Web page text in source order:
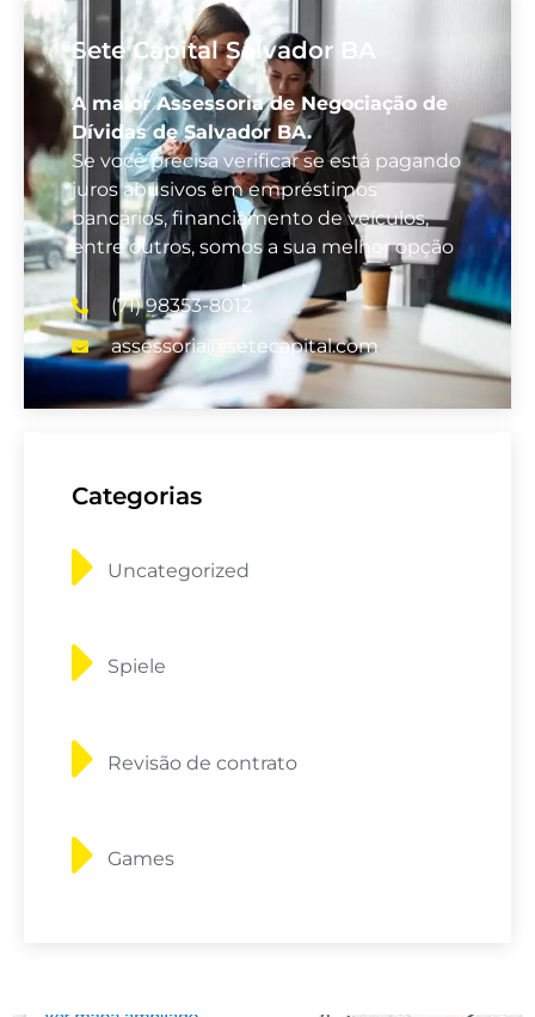
Sete Capital Salvador BA
A maior Assessoria de Negociação de
Dívidas de Salvador BA.
Se você precisa verificar se está pagando
juros abusivos em empréstimos
bancários, financiamento de veículos,
entre outros, somos a sua melhor opção
(71) 98353-8012
assessoria@setecapital.com
Categorias
Uncategorized
Spiele
Revisão de contrato
Games